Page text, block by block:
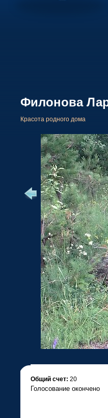
Филонова
Красота родного дома
•
Общий счет: 20
Голосование окончено